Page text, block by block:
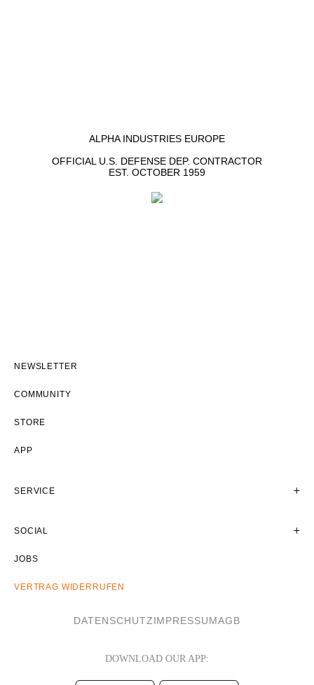
ALPHA INDUSTRIES EUROPE
OFFICIAL U.S. DEFENSE DEP. CONTRACTOR
EST. OCTOBER 1959
NEWSLETTER
COMMUNITY
STORE
APP
SERVICE
SOCIAL
JOBS
VERTRAG WIDERRUFEN
DATENSCHUTZIMPRESSUMAGB
DOWNLOAD OUR APP: